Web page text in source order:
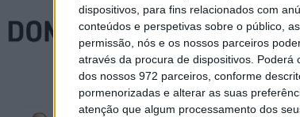
dispositivos, para fins relacionados com
conteúdos e perspetivas sobre o público,
permissão, nós e os nossos parceiros
através da procura de dispositivos.
dos nossos 972 parceiros, conforme
pormenorizadas e alterar as suas
atenção que algum processamento dos